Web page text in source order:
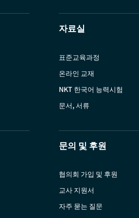
자료실
표준교육과정
온라인 교재
NKT 한국어 능력시험
문서, 서류
문의 및 후원
협의회 가입 및 후원
교사 지원서
자주 묻는 질문